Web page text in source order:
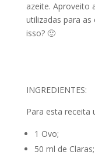
azeite. Aproveito
utilizadas para
isso? 🙂
INGREDIENTES:
Para esta receita
1 Ovo;
50 ml de Claras;